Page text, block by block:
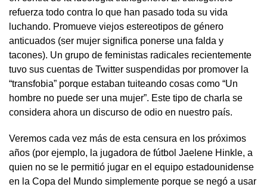
refuerza todo contra lo que han pasado toda su vida
luchando. Promueve viejos estereotipos de género
anticuados (ser mujer significa ponerse una falda y
tacones). Un grupo de feministas radicales recientemente
tuvo sus cuentas de Twitter suspendidas por promover la
“transfobia” porque estaban tuiteando cosas como “Un
hombre no puede ser una mujer”. Este tipo de charla se
considera ahora un discurso de odio en nuestro país.
Veremos cada vez más de esta censura en los próximos
años (por ejemplo, la jugadora de fútbol Jaelene Hinkle, a
quien no se le permitió jugar en el equipo estadounidense
en la Copa del Mundo simplemente porque se negó a usar